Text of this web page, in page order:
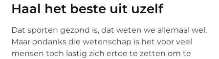
Haal het beste uit uzelf
Dat sporten gezond is, dat weten we allemaal wel.
Maar ondanks die wetenschap is het voor veel
mensen toch lastig zich ertoe te zetten om te